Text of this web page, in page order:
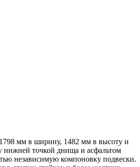
мм в ширину, 1482 мм в высоту и
нижней точкой днища и асфальтом
независимую компоновку подвески.